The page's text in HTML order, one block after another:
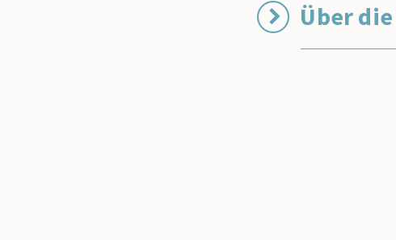
Über